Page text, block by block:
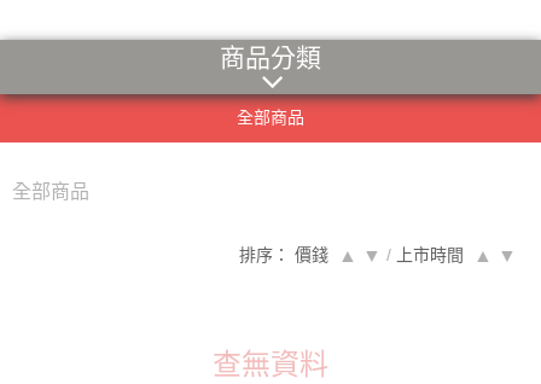
商品分類
全部商品
全部商品
排序： 價錢 ▲ ▼ / 上市時間 ▲ ▼
查無資料